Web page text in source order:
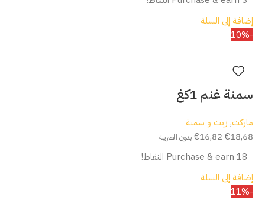
إضافة إلى السلة
-10%
سمنة غنم 1كغ
ماركت, زيت و سمنة
€18,68
€16,82 بدون الضريبة
Purchase & earn 18 النقاط!
إضافة إلى السلة
-11%